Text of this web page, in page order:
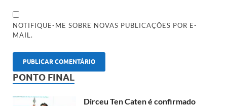
NOTIFIQUE-ME SOBRE NOVAS PUBLICAÇÕES POR E-
MAIL.
PONTO FINAL
Dirceu Ten Caten é confirmado